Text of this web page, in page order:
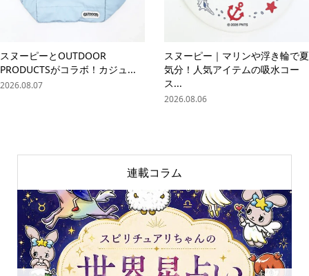
スヌーピーとOUTDOOR
PRODUCTSがコラボ！カジュ...
2026.08.07
スヌーピー｜マリンや浮き輪で夏
気分！人気アイテムの吸水コー
ス...
2026.08.06
連載コラム